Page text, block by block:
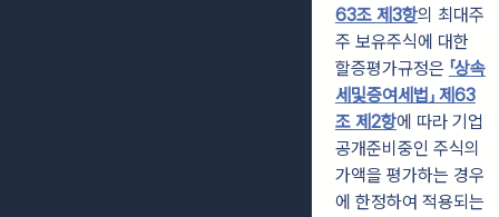
63조 제3항의 최대주
주 보유주식에 대한
할증평가규정은 「상속
세및증여세법」 제63
조 제2항에 따라 기업
공개준비중인 주식의
가액을 평가하는 경우
에 한정하여 적용되는